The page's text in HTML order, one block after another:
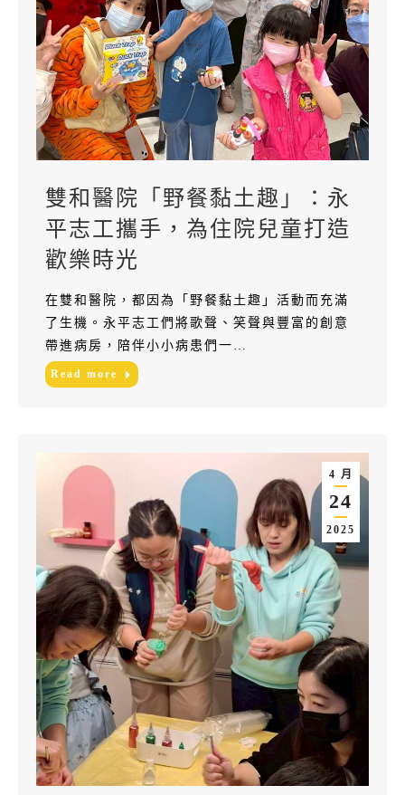
雙和醫院「野餐黏土趣」：永
平志工攜手，為住院兒童打造
歡樂時光
在雙和醫院，都因為「野餐黏土趣」活動而充滿
了生機。永平志工們將歌聲、笑聲與豐富的創意
帶進病房，陪伴小小病患們一…
Read more
4 月
24
2025